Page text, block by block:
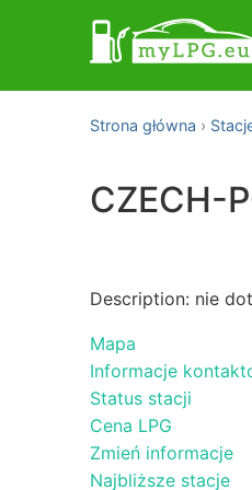
Strona główna
CZECH-
Description: nie
Mapa
Informacje
Status stacji
Cena LPG
Zmień informacje
Najbliższe stacje